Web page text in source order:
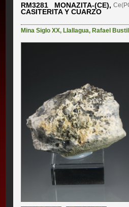
RM3281 MONAZITA-(CE),
CASITERITA Y CUARZO
Mina Siglo XX,Llallagua,Rafael